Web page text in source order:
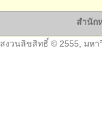
สำนัก
สงวนลิขสิทธิ์ © 2555, มห